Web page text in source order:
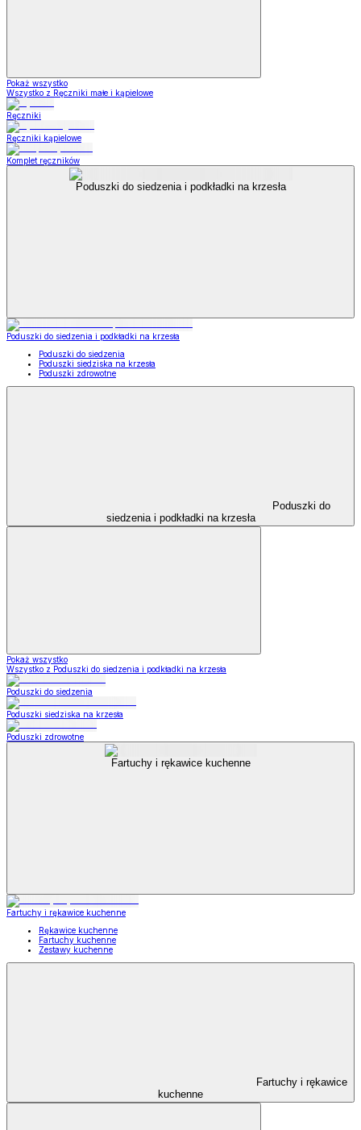
Pokaż wszystko
Wszystko z Ręczniki małe i kąpielowe
Ręczniki
Ręczniki kąpielowe
Komplet ręczników
Poduszki do siedzenia i podkładki na krzesła
Poduszki do siedzenia i podkładki na krzesła
Poduszki do siedzenia
Poduszki siedziska na krzesła
Poduszki zdrowotne
Poduszki do
siedzenia i podkładki na krzesła
Pokaż wszystko
Wszystko z Poduszki do siedzenia i podkładki na krzesła
Poduszki do siedzenia
Poduszki siedziska na krzesła
Poduszki zdrowotne
Fartuchy i rękawice kuchenne
Fartuchy i rękawice kuchenne
Rękawice kuchenne
Fartuchy kuchenne
Zestawy kuchenne
Fartuchy i rękawice
kuchenne